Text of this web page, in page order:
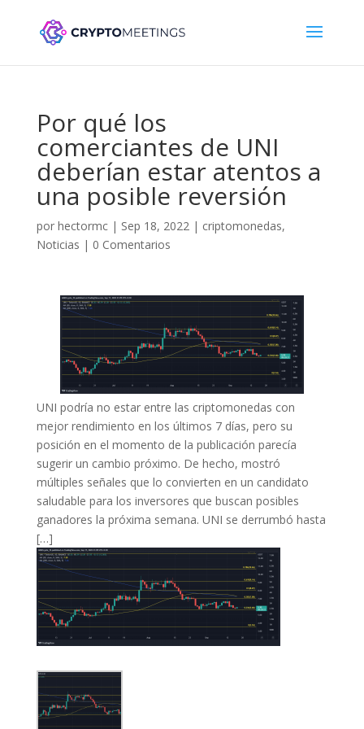
Por qué los
comerciantes de UNI
deberían estar atentos a
una posible reversión
por hectormc| Sep 18, 2022| criptomonedas,
Noticias | 0 Comentarios
UNI podría no estar entre las criptomonedas con
mejor rendimiento en los últimos 7 días, pero su
posición en el momento de la publicación parecía
sugerir un cambio próximo. De hecho, mostró
múltiples señales que lo convierten en un candidato
saludable para los inversores que buscan posibles
ganadores la próxima semana. UNI se derrumbó hasta
[…]